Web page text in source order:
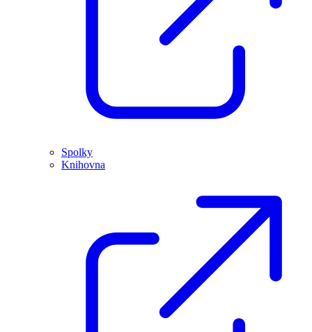
Spolky
Knihovna